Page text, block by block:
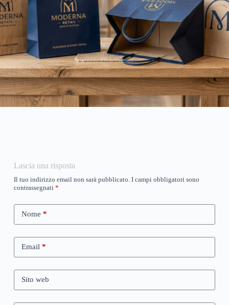
Lascia una risposta
Il tuo indirizzo email non sarà pubblicato. I campi obbligatori sono
contrassegnati *
Nome *
Email*
Sito web